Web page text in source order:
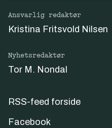
Ansvarlig redaktør
Kristina Fritsvold Nilsen
Nyhetsredaktør
Tor M. Nondal
RSS-feed forside
Facebook